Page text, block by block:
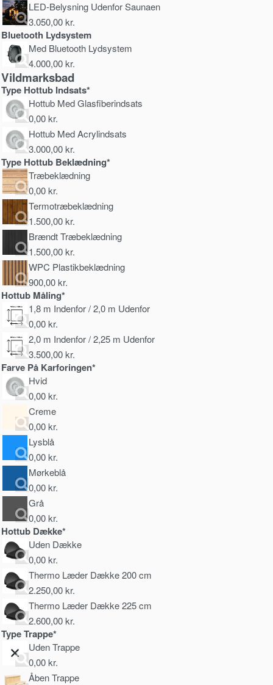
LED-Belysning Udenfor Saunaen
3.050,00kr.
Bluetooth Lydsystem
Med Bluetooth Lydsystem
4.000,00kr.
Vildmarksbad
Type Hottub Indsats*
Hottub Med Glasfiberindsats
0,00kr.
Hottub Med Acrylindsats
3.000,00kr.
Type Hottub Beklædning*
Træbeklædning
0,00kr.
Termotræbeklædning
1.500,00kr.
Brændt Træbeklædning
1.500,00kr.
WPC Plastikbeklædning
900,00kr.
Hottub Måling*
1,8 m Indenfor / 2,0 m Udenfor
0,00kr.
2,0 m Indenfor / 2,25 m Udenfor
3.500,00kr.
Farve På Karforingen*
Hvid
0,00kr.
Creme
0,00kr.
Lysblå
0,00kr.
Mørkeblå
0,00kr.
Grå
0,00kr.
Hottub Dække*
Uden Dække
0,00kr.
Thermo Læder Dække 200 cm
2.250,00kr.
Thermo Læder Dække 225 cm
2.600,00kr.
Type Trappe*
Uden Trappe
0,00kr.
Åben Trappe